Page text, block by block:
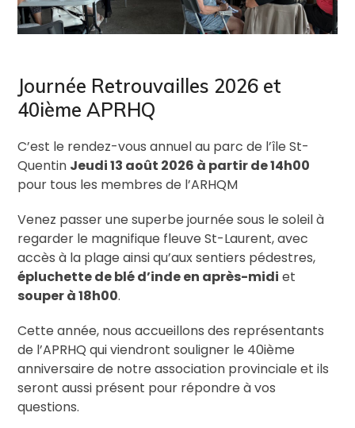
Journée Retrouvailles 2026 et
40ième APRHQ
C’est le rendez-vous annuel au parc de l’île St-
Quentin Jeudi 13 août 2026 à partir de 14h00
pour tous les membres de l’ARHQM
Venez passer une superbe journée sous le soleil à
regarder le magnifique fleuve St-Laurent, avec
accès à la plage ainsi qu’aux sentiers pédestres,
épluchette de blé d’inde en après-midi et
souper à 18h00.
Cette année, nous accueillons des représentants
de l’APRHQ qui viendront souligner le 40ième
anniversaire de notre association provinciale et ils
seront aussi présent pour répondre à vos
questions.